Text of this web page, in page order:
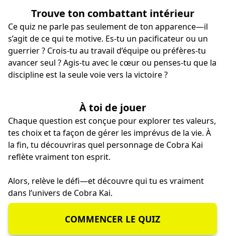
Trouve ton combattant intérieur
Ce quiz ne parle pas seulement de ton apparence—il
s’agit de ce qui te motive. Es-tu un pacificateur ou un
guerrier ? Crois-tu au travail d’équipe ou préfères-tu
avancer seul ? Agis-tu avec le cœur ou penses-tu que la
discipline est la seule voie vers la victoire ?
À toi de jouer
Chaque question est conçue pour explorer tes valeurs,
tes choix et ta façon de gérer les imprévus de la vie. À
la fin, tu découvriras quel personnage de Cobra Kai
reflète vraiment ton esprit.
Alors, relève le défi—et découvre qui tu es vraiment
dans l’univers de Cobra Kai.
COMMENCER LE QUIZ